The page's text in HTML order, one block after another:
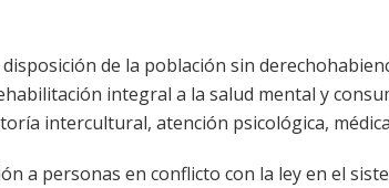
disposición de la población sin
integral a la salud mental y
intercultural, atención psicológica,
a personas en conflicto con la ley en el